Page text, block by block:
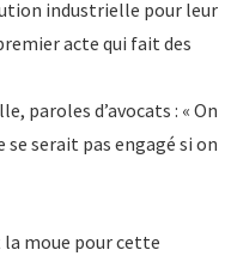
industrielle pour leur
acte qui fait des
paroles d’avocats : « On
serait pas engagé si on
la moue pour cette